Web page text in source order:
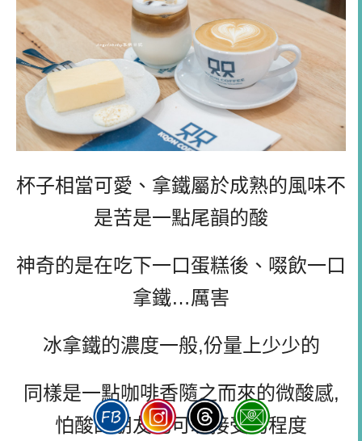
杯子相當可愛、拿鐵屬於成熟的風味不
是苦是一點尾韻的酸
神奇的是在吃下一口蛋糕後、啜飲一口
拿鐵…厲害
冰拿鐵的濃度一般,份量上少少的
同樣是一點咖啡香隨之而來的微酸感,
怕酸的朋友也可以接受的程度